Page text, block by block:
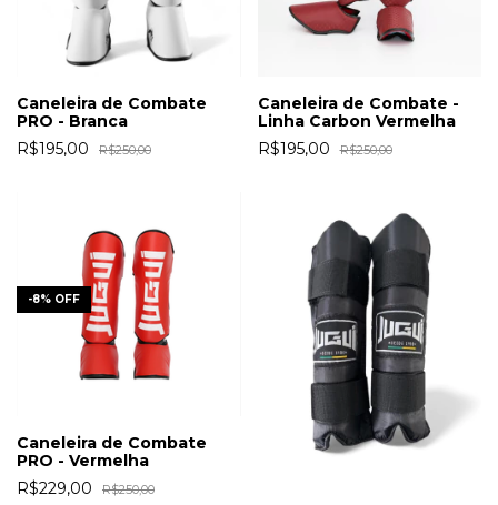
Caneleira de Combate
PRO - Branca
R$195,00
R$250,00
Caneleira de Combate -
Linha Carbon Vermelha
R$195,00
R$250,00
-8% OFF
Caneleira de Combate
PRO - Vermelha
R$229,00
R$250,00